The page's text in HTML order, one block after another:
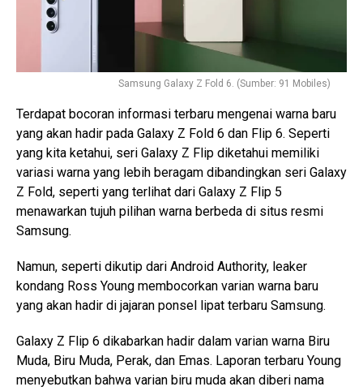
Samsung Galaxy Z Fold 6. (Sumber: 91 Mobiles)
Terdapat bocoran informasi terbaru mengenai warna baru
yang akan hadir pada Galaxy Z Fold 6 dan Flip 6. Seperti
yang kita ketahui, seri Galaxy Z Flip diketahui memiliki
variasi warna yang lebih beragam dibandingkan seri Galaxy
Z Fold, seperti yang terlihat dari Galaxy Z Flip 5
menawarkan tujuh pilihan warna berbeda di situs resmi
Samsung.
Namun, seperti dikutip dari Android Authority, leaker
kondang Ross Young membocorkan varian warna baru
yang akan hadir di jajaran ponsel lipat terbaru Samsung.
Galaxy Z Flip 6 dikabarkan hadir dalam varian warna Biru
Muda, Biru Muda, Perak, dan Emas. Laporan terbaru Young
menyebutkan bahwa varian biru muda akan diberi nama